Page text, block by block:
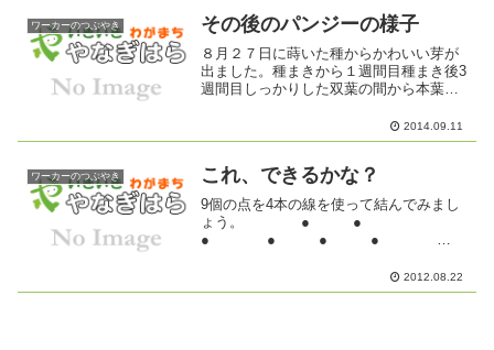
ワーカーのつぶやき その後のパンジーの様子
８月２７日に蒔いた種からかわいい芽が
出ました。種まきから１週間目種まき後3
週間目しっかりした双葉の間から本葉が
2014.09.11
ワーカーのつぶやき これ、できるかな？
9個の点を4本の線を使って結んでみまし
ょう。 ● ●
● ● ● ●
かむずかしいですよね。ちょっと発想を
逆転させてみてください。枠にとらわれ
2012.08.22